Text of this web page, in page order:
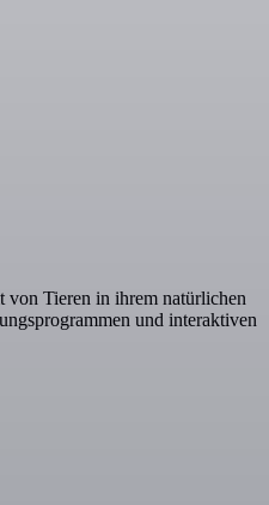
von Tieren in ihrem natürlichen
und interaktiven